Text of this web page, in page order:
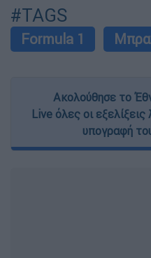
#TAGS
Formula 1
Ακολούθησε το
Live όλες οι
υπογραφή